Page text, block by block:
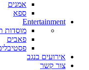
אמנים
ספא
Entertainment
מוסדות
פאבים
אירועים בנגב
צור קשר